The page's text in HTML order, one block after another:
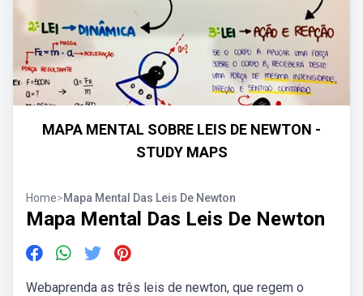
MAPA MENTAL SOBRE LEIS DE NEWTON -
STUDY MAPS
Home>Mapa Mental Das Leis De Newton
Mapa Mental Das Leis De Newton
Webaprenda as três leis de newton, que regem o